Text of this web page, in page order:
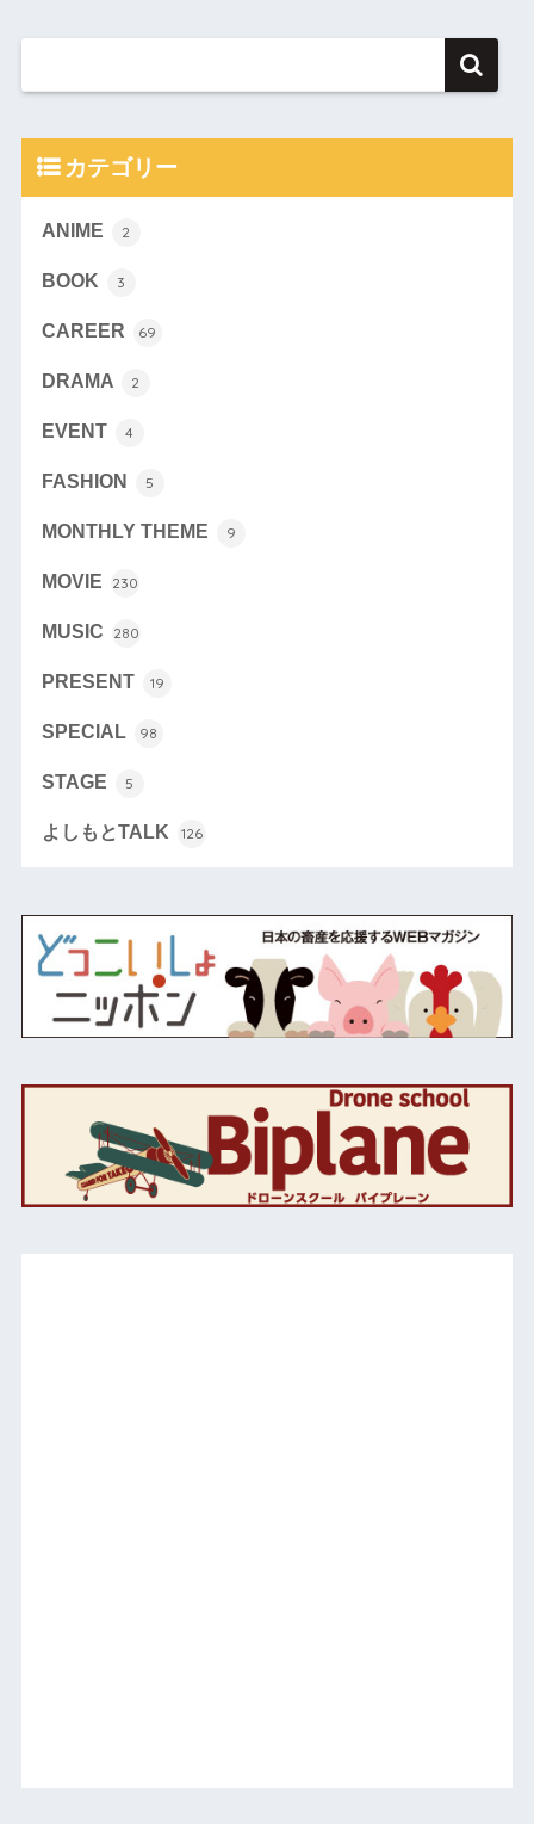
カテゴリー
ANIME 2
BOOK 3
CAREER 69
DRAMA 2
EVENT 4
FASHION 5
MONTHLY THEME 9
MOVIE 230
MUSIC 280
PRESENT 19
SPECIAL 98
STAGE 5
よしもとTALK 126